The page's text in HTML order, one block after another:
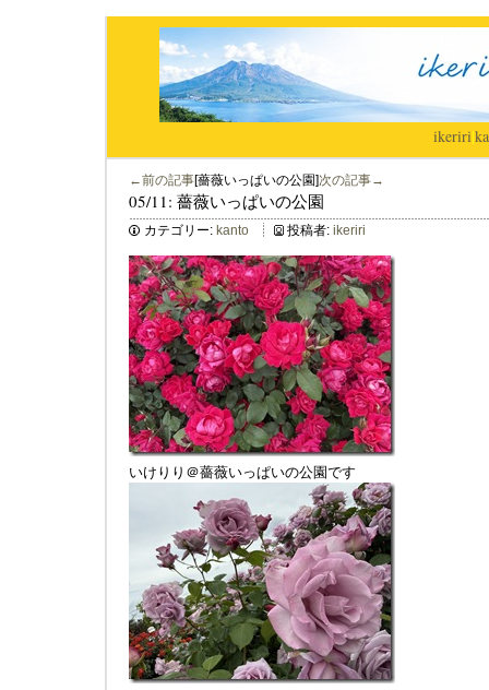
ikeriri|
←前の記事[薔薇いっぱいの公園]次の記事→
05/11: 薔薇いっぱいの公園
カテゴリー: kanto 投稿者: ikeriri
いけりり＠薔薇いっぱいの公園です